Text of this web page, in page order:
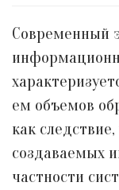
Современный
ем объемов
как
создаваемых
частности